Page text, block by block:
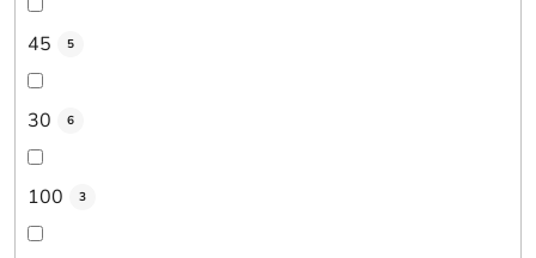
45 5
30 6
100 3